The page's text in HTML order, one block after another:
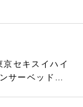
セキスイハイ
サーベッド」